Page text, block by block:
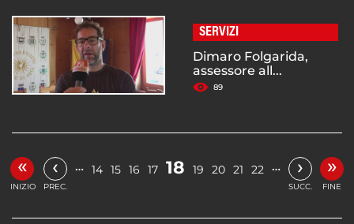
SERVIZI
Dimaro Folgarida,
assessore all...
89
«
INIZIO
‹
PREC.
… 14 15 16 17 18 19 20 21 22 … ›
SUCC.
»
FINE